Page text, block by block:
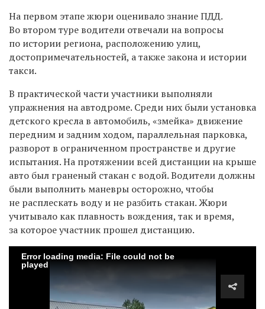
На первом этапе жюри оценивало знание ПДД.
Во втором туре водители отвечали на вопросы
по истории региона, расположению улиц,
достопримечательностей, а также закона и истории
такси.
В практической части участники выполняли
упражнения на автодроме. Среди них были установка
детского кресла в автомобиль, «змейка» движение
передним и задним ходом, параллельная парковка,
разворот в ограниченном пространстве и другие
испытания. На протяжении всей дистанции на крыше
авто был граненый стакан с водой. Водители должны
были выполнить маневры осторожно, чтобы
не расплескать воду и не разбить стакан. Жюри
учитывало как плавность вождения, так и время,
за которое участник прошел дистанцию.
Error loading media: File could not be
played